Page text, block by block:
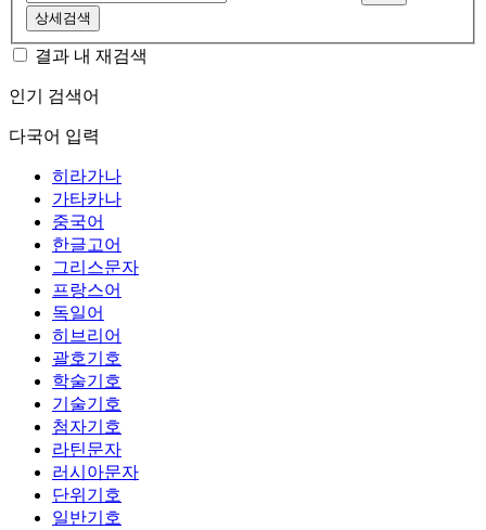
상세검색
결과 내 재검색
인기 검색어
다국어 입력
히라가나
가타카나
중국어
한글고어
그리스문자
프랑스어
독일어
히브리어
괄호기호
학술기호
기술기호
첨자기호
라틴문자
러시아문자
단위기호
일반기호